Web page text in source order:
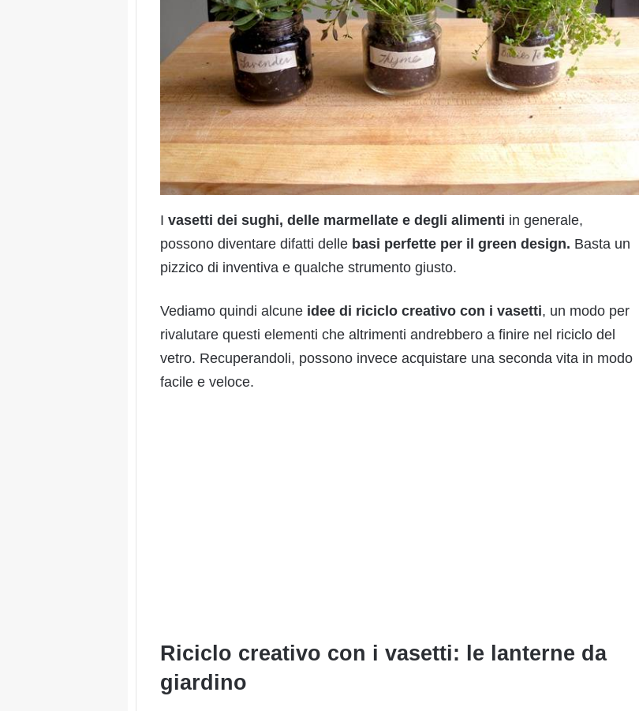
I vasetti dei sughi, delle marmellate e degli alimenti in generale,
possono diventare difatti delle basi perfette per il green design. Basta un
pizzico di inventiva e qualche strumento giusto.
Vediamo quindi alcune idee di riciclo creativo con i vasetti, un modo per
rivalutare questi elementi che altrimenti andrebbero a finire nel riciclo del
vetro. Recuperandoli, possono invece acquistare una seconda vita in modo
facile e veloce.
Riciclo creativo con i vasetti: le lanterne da
giardino